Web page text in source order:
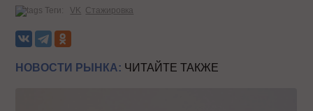
Теги: VK Стажировка
НОВОСТИ РЫНКА: ЧИТАЙТЕ ТАКЖЕ